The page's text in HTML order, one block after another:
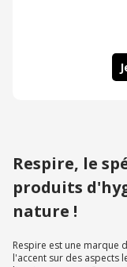
Respire, le
produits
nature !
Respire est une marque
l'accent sur des aspects